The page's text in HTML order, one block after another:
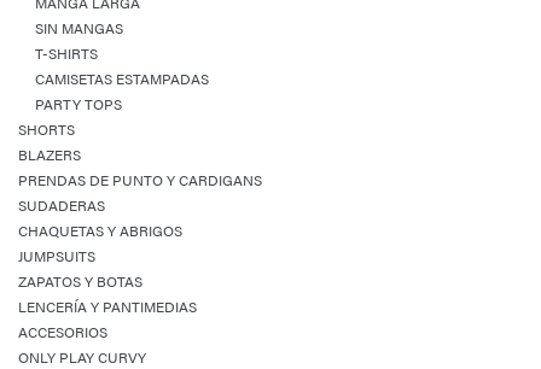
SIN MANGAS
T-SHIRTS
CAMISETAS ESTAMPADAS
PARTY TOPS
SHORTS
BLAZERS
PRENDAS DE PUNTO Y CARDIGANS
SUDADERAS
CHAQUETAS Y ABRIGOS
JUMPSUITS
ZAPATOS Y BOTAS
LENCERÍA Y PANTIMEDIAS
ACCESORIOS
ONLY PLAY CURVY